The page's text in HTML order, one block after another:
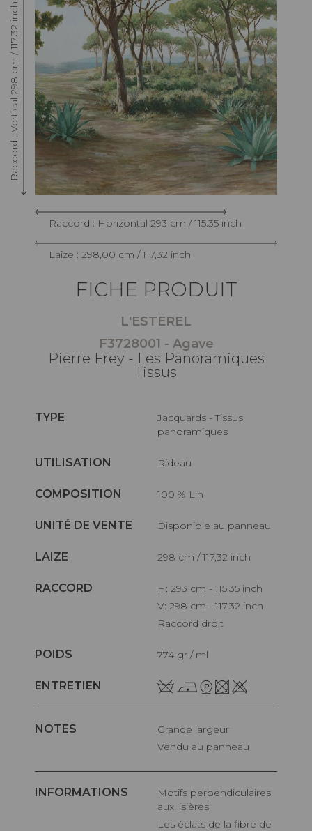
Raccord : Vertical 298 cm / 117.32 inch
Raccord : Horizontal 293 cm / 115.35 inch
Laize : 298,00 cm / 117,32 inch
FICHE PRODUIT
L'ESTEREL
F3728001 - Agave
Pierre Frey - Les Panoramiques
Tissus
TYPE
Jacquards - Tissus
panoramiques
UTILISATION Rideau
COMPOSITION 100 % Lin
UNITÉ DE VENTE Disponible au panneau
LAIZE 298 cm / 117,32 inch
RACCORD
H: 293 cm - 115,35 inch
V: 298 cm - 117,32 inch
Raccord droit
POIDS 774 gr / ml
ENTRETIEN
NOTES
Grande largeur
Vendu au panneau
INFORMATIONS
Motifs perpendiculaires
aux lisières
Les éclats de la fibre de